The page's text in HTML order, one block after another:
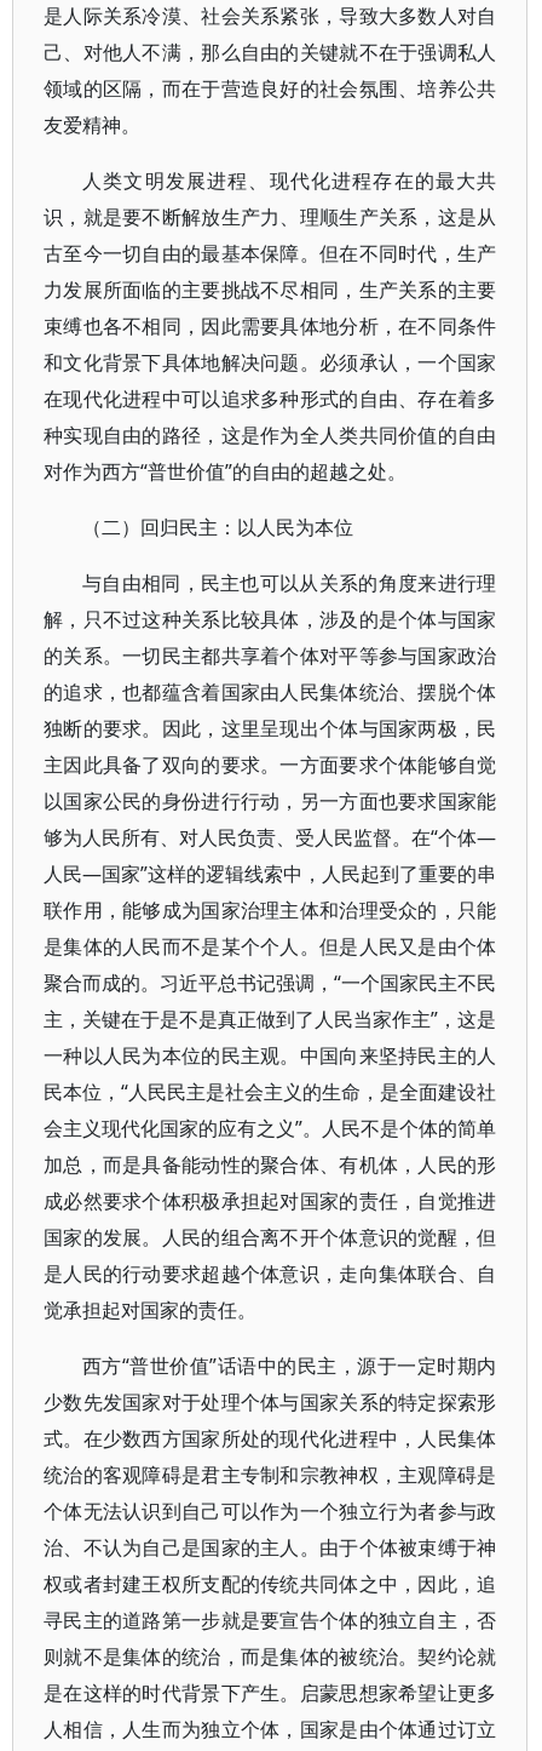
是人际关系冷漠、社会关系紧张，导致大多数人对自
己、对他人不满，那么自由的关键就不在于强调私人
领域的区隔，而在于营造良好的社会氛围、培养公共
友爱精神。
人类文明发展进程、现代化进程存在的最大共
识，就是要不断解放生产力、理顺生产关系，这是从
古至今一切自由的最基本保障。但在不同时代，生产
力发展所面临的主要挑战不尽相同，生产关系的主要
束缚也各不相同，因此需要具体地分析，在不同条件
和文化背景下具体地解决问题。必须承认，一个国家
在现代化进程中可以追求多种形式的自由、存在着多
种实现自由的路径，这是作为全人类共同价值的自由
对作为西方“普世价值”的自由的超越之处。
（二）回归民主：以人民为本位
与自由相同，民主也可以从关系的角度来进行理
解，只不过这种关系比较具体，涉及的是个体与国家
的关系。一切民主都共享着个体对平等参与国家政治
的追求，也都蕴含着国家由人民集体统治、摆脱个体
独断的要求。因此，这里呈现出个体与国家两极，民
主因此具备了双向的要求。一方面要求个体能够自觉
以国家公民的身份进行行动，另一方面也要求国家能
够为人民所有、对人民负责、受人民监督。在“个体—
人民—国家”这样的逻辑线索中，人民起到了重要的串
联作用，能够成为国家治理主体和治理受众的，只能
是集体的人民而不是某个个人。但是人民又是由个体
聚合而成的。习近平总书记强调，“一个国家民主不民
主，关键在于是不是真正做到了人民当家作主”，这是
一种以人民为本位的民主观。中国向来坚持民主的人
民本位，“人民民主是社会主义的生命，是全面建设社
会主义现代化国家的应有之义”。人民不是个体的简单
加总，而是具备能动性的聚合体、有机体，人民的形
成必然要求个体积极承担起对国家的责任，自觉推进
国家的发展。人民的组合离不开个体意识的觉醒，但
是人民的行动要求超越个体意识，走向集体联合、自
觉承担起对国家的责任。
西方“普世价值”话语中的民主，源于一定时期内
少数先发国家对于处理个体与国家关系的特定探索形
式。在少数西方国家所处的现代化进程中，人民集体
统治的客观障碍是君主专制和宗教神权，主观障碍是
个体无法认识到自己可以作为一个独立行为者参与政
治、不认为自己是国家的主人。由于个体被束缚于神
权或者封建王权所支配的传统共同体之中，因此，追
寻民主的道路第一步就是要宣告个体的独立自主，否
则就不是集体的统治，而是集体的被统治。契约论就
是在这样的时代背景下产生。启蒙思想家希望让更多
人相信，人生而为独立个体，国家是由个体通过订立